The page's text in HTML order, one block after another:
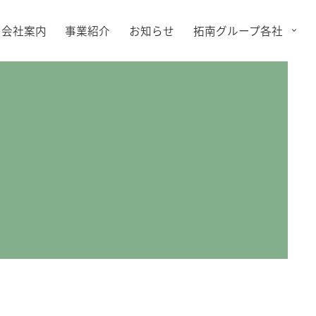
会社案内 事業紹介 お知らせ 拓南グループ各社